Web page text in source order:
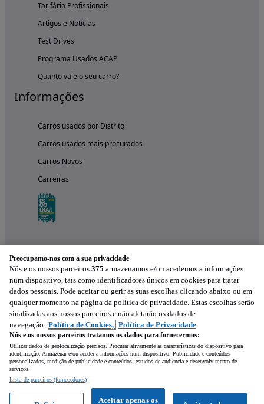
Tarifário Profissionais
Artigos e Notícias
Test Drives
Programa Usados ACAP
Quanto vale o seu carro?
Informações
Carros usados por Distrito
Carros usados mais procurados
Carros Novos
Carreiras
Experimenta a aplicação
Preocupamo-nos com a sua privacidade
Nós e os nossos parceiros 375 armazenamos e/ou acedemos a informações
num dispositivo, tais como identificadores únicos em cookies para tratar
dados pessoais. Pode aceitar ou gerir as suas escolhas clicando abaixo ou em
qualquer momento na página da política de privacidade. Estas escolhas serão
sinalizadas aos nossos parceiros e não afetarão os dados de
navegação. Política de Cookies, Política de Privacidade
Nós e os nossos parceiros tratamos os dados para fornecermos:
Utilizar dados de geolocalização precisos. Procurar ativamente as características do dispositivo para
identificação. Armazenar e/ou aceder a informações num dispositivo. Publicidade e conteúdos
personalizados, medição de publicidade e conteúdos, estudos de audiência e desenvolvimento de
serviços.
Lista de parceiros (fornecedores)
Aceitar apenas os